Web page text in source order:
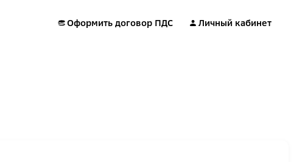
Оформить договор ПДС Личный кабинет